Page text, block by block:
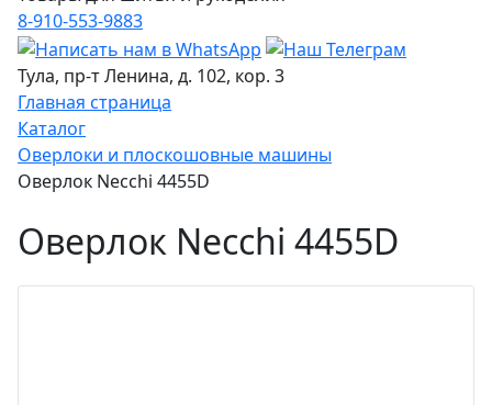
8-910-553-9883
Тула, пр-т Ленина, д. 102, кор. 3
Главная страница
Каталог
Оверлоки и плоскошовные машины
Оверлок Necchi 4455D
Оверлок Necchi 4455D